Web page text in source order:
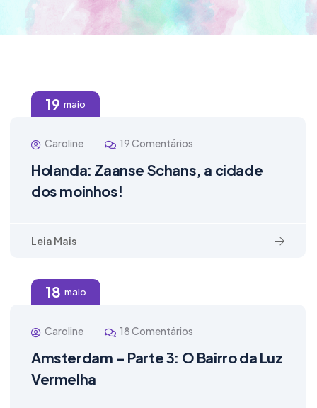
19 maio
Caroline 19 Comentários
Holanda: Zaanse Schans, a cidade
dos moinhos!
Leia Mais
18 maio
Caroline 18 Comentários
Amsterdam – Parte 3: O Bairro da Luz
Vermelha